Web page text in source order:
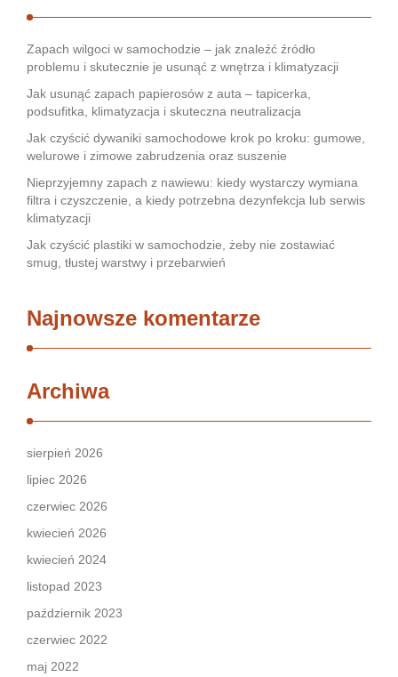
Zapach wilgoci w samochodzie – jak znaleźć źródło
problemu i skutecznie je usunąć z wnętrza i klimatyzacji
Jak usunąć zapach papierosów z auta – tapicerka,
podsufitka, klimatyzacja i skuteczna neutralizacja
Jak czyścić dywaniki samochodowe krok po kroku: gumowe,
welurowe i zimowe zabrudzenia oraz suszenie
Nieprzyjemny zapach z nawiewu: kiedy wystarczy wymiana
filtra i czyszczenie, a kiedy potrzebna dezynfekcja lub serwis
klimatyzacji
Jak czyścić plastiki w samochodzie, żeby nie zostawiać
smug, tłustej warstwy i przebarwień
Najnowsze komentarze
Archiwa
sierpień 2026
lipiec 2026
czerwiec 2026
kwiecień 2026
kwiecień 2024
listopad 2023
październik 2023
czerwiec 2022
maj 2022